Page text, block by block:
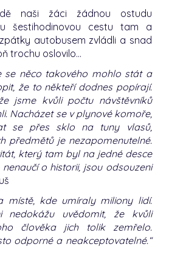
naši žáci žádnou ostudu
šestihodinovou cestu tam a
autobusem zvládli a snad
trochu oslovilo…
se něco takového mohlo stát a
že to někteří dodnes popírají.
jsme kvůli počtu návštěvníků
Nacházet se v plynové komoře,
se přes sklo na tuny vlasů,
předmětů je nezapomenutelné.
který tam byl na jedné desce
o historii, jsou odsouzeni
místě, kde umíraly miliony lidí.
uvědomit, že kvůli
člověka jich tolik zemřelo.
odporné a neakceptovatelné.“